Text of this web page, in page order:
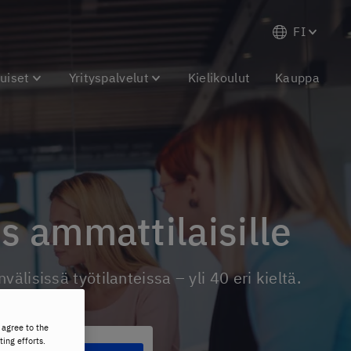
FI
Yrityspalvelut Kielikoulut Kauppa
ammattilaisille
työtilanteissa – yli 40 eri kieltä.
to the
efforts.